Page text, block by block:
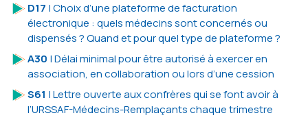
D17 | Choix d’une plateforme de facturation
électronique : quels médecins sont concernés ou
dispensés ? Quand et pour quel type de plateforme ?
A30 | Délai minimal pour être autorisé à exercer en
association, en collaboration ou lors d’une cession
S61 | Lettre ouverte aux confrères qui se font avoir à
l’URSSAF-Médecins-Remplaçants chaque trimestre